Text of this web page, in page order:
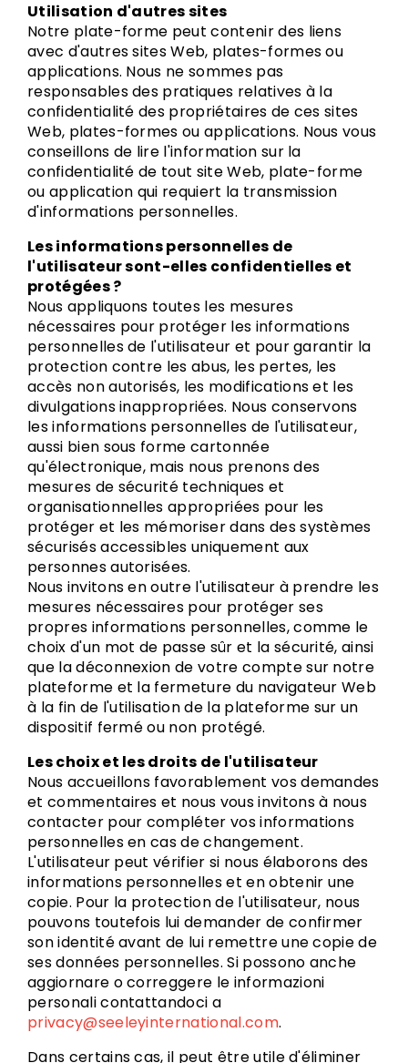
Utilisation d'autres sites
Notre plate-forme peut contenir des liens
avec d'autres sites Web, plates-formes ou
applications. Nous ne sommes pas
responsables des pratiques relatives à la
confidentialité des propriétaires de ces sites
Web, plates-formes ou applications. Nous vous
conseillons de lire l'information sur la
confidentialité de tout site Web, plate-forme
ou application qui requiert la transmission
d'informations personnelles.
Les informations personnelles de
l'utilisateur sont-elles confidentielles et
protégées ?
Nous appliquons toutes les mesures
nécessaires pour protéger les informations
personnelles de l'utilisateur et pour garantir la
protection contre les abus, les pertes, les
accès non autorisés, les modifications et les
divulgations inappropriées. Nous conservons
les informations personnelles de l'utilisateur,
aussi bien sous forme cartonnée
qu'électronique, mais nous prenons des
mesures de sécurité techniques et
organisationnelles appropriées pour les
protéger et les mémoriser dans des systèmes
sécurisés accessibles uniquement aux
personnes autorisées.
Nous invitons en outre l'utilisateur à prendre les
mesures nécessaires pour protéger ses
propres informations personnelles, comme le
choix d'un mot de passe sûr et la sécurité, ainsi
que la déconnexion de votre compte sur notre
plateforme et la fermeture du navigateur Web
à la fin de l'utilisation de la plateforme sur un
dispositif fermé ou non protégé.
Les choix et les droits de l'utilisateur
Nous accueillons favorablement vos demandes
et commentaires et nous vous invitons à nous
contacter pour compléter vos informations
personnelles en cas de changement.
L'utilisateur peut vérifier si nous élaborons des
informations personnelles et en obtenir une
copie. Pour la protection de l'utilisateur, nous
pouvons toutefois lui demander de confirmer
son identité avant de lui remettre une copie de
ses données personnelles. Si possono anche
aggiornare o correggere le informazioni
personali contattandoci a
privacy@seeleyinternational.com.
Dans certains cas, il peut être utile d'éliminer